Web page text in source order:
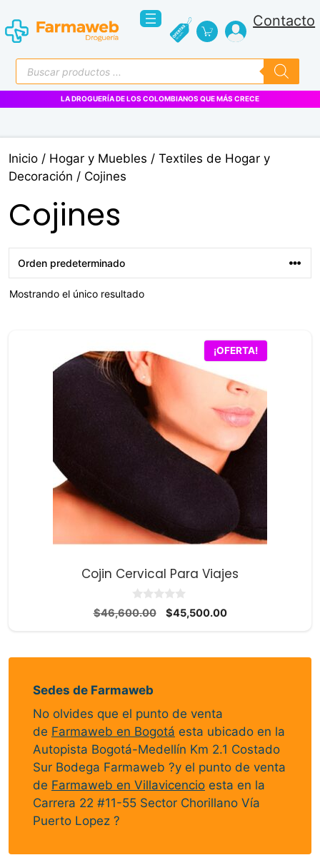
al
contenido
Contacto
Búsqueda
de
productos
LA DROGUERÍA DE LOS COLOMBIANOS QUE MÁS CRECE
Inicio / Hogar y Muebles / Textiles de Hogar y
Decoración / Cojines
Cojines
Mostrando el único resultado
¡OFERTA!
Cojin Cervical Para Viajes
0
d
$46,600.00
El
era:
$45,500.00El
es:
Sedes de Farmaweb
No olvides que el punto de venta
de Farmaweb en Bogotá esta ubicado en la
Autopista Bogotá-Medellín Km 2.1 Costado
Sur Bodega Farmaweb ?y el punto de venta
de Farmaweb en Villavicencio esta en la
Carrera 22 #11-55 Sector Chorillano Vía
Puerto Lopez ?